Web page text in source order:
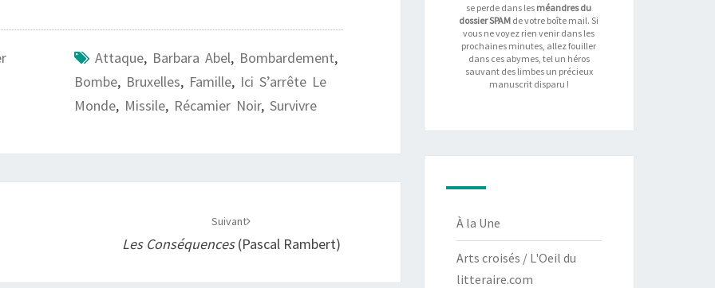
Attaque, Barbara Abel, Bombardement,
Bombe, Bruxelles, Famille, Ici S’arrête Le
Monde, Missile, Récamier Noir, Survivre
Suivant
Les Conséquences(Pascal Rambert)
se perde dans les méandres du
dossier SPAM de votre boîte mail. Si
vous ne voyez rien venir dans les
prochaines minutes, allez fouiller
dans ces abymes, tel un héros
sauvant des limbes un précieux
manuscrit disparu !
À la Une
Arts croisés / L'Oeil du
litteraire.com